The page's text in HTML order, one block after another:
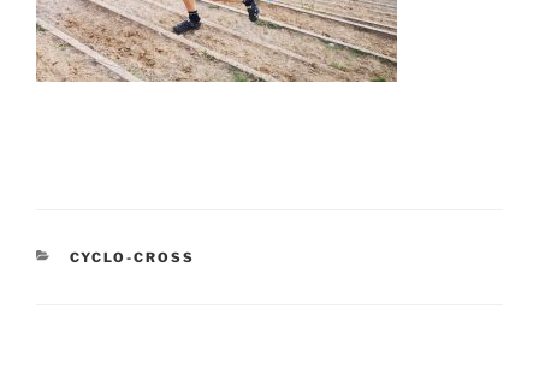
KATEGORIEN
CYCLO-CROSS